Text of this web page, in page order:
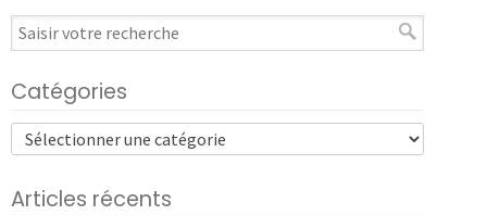
Catégories
Articles récents